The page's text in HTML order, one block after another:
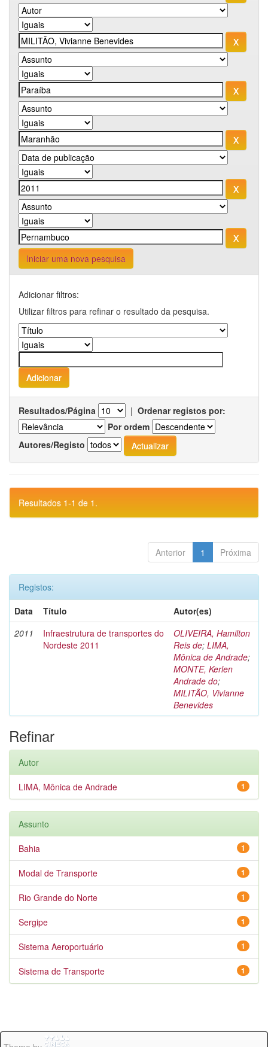
Iniciar uma nova pesquisa
Adicionar filtros:
Utilizar filtros para refinar o resultado da pesquisa.
Resultados/Página | Ordenar registos por:
Por ordem
Autores/Registo
Resultados 1-1 de 1.
Anterior 1 Próxima
Registos:
Data
Título
Autor(es)
2011
Infraestrutura de transportes do
Nordeste 2011
OLIVEIRA, Hamilton
Reis de; LIMA,
Mônica de Andrade;
MONTE, Kerlen
Andrade do;
MILITÃO, Vivianne
Benevides
Refinar
Autor
1
LIMA, Mônica de Andrade
Assunto
1
Bahia
1
Modal de Transporte
1
Rio Grande do Norte
1
Sergipe
1
Sistema Aeroportuário
1
Sistema de Transporte